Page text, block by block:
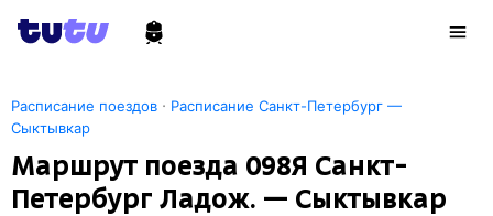
Расписание поездов · Расписание Санкт-Петербург —
Сыктывкар
Маршрут поезда 098Я Санкт-
Петербург Ладож. — Сыктывкар